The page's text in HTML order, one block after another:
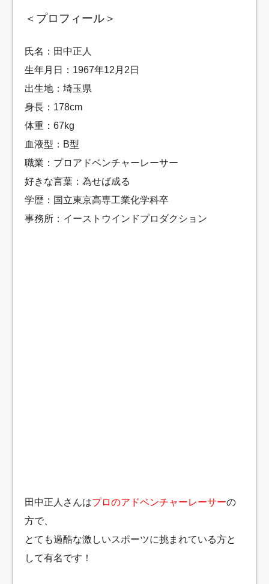
＜プロフィール＞
氏名：田中正人
生年月日：1967年12月2日
出生地：埼玉県
身長：178cm
体重：67kg
血液型：B型
職業：プロアドベンチャーレーサー
好きな言葉：為せば成る
学歴：国立東京高専工業化学科卒
事務所：イーストウインドプロダクション
田中正人さんはプロのアドベンチャーレーサーの
方で、
とても過酷な激しいスポーツに挑まれている方と
して有名です！